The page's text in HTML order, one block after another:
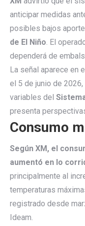
anticipar medidas
posibles bajos
de El Niño. El
dependerá de
La señal aparece en
el 5 de junio de
variables del
presenta
Consumo
Según XM, el
aumentó en lo
principalmente al
temperaturas
registrado desde
Ideam.